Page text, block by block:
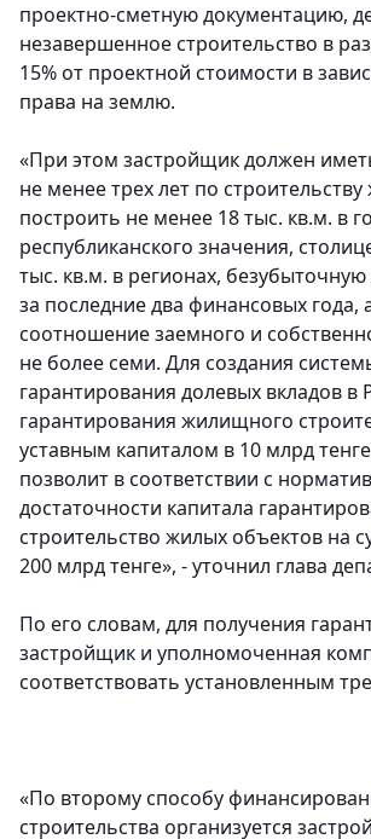
проектно-сметную документацию,
незавершенное строительство в
15% от проектной стоимости в
права на землю.
«При этом застройщик должен
не менее трех лет по
построить не менее 18 тыс. кв.м. в
республиканского значения,
тыс. кв.м. в регионах, безубыточную
за последние два финансовых года,
соотношение заемного и
не более семи. Для создания
гарантирования долевых вкладов в
гарантирования жилищного
уставным капиталом в 10 млрд
позволит в соответствии с
достаточности капитала
строительство жилых объектов на
200 млрд тенге», - уточнил глава
По его словам, для получения
застройщик и уполномоченная
соответствовать установленным
«По второму способу
строительства организуется